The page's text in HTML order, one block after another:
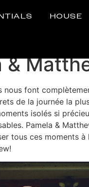
HOUSE
&
nous font
de la journée la
isolés si
Pamela &
tous ces moments